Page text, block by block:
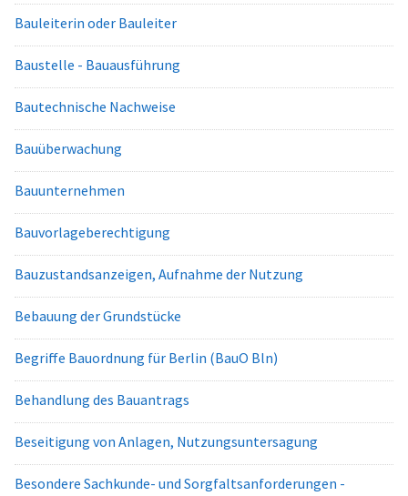
Bauleiterin oder Bauleiter
Baustelle - Bauausführung
Bautechnische Nachweise
Bauüberwachung
Bauunternehmen
Bauvorlageberechtigung
Bauzustandsanzeigen, Aufnahme der Nutzung
Bebauung der Grundstücke
Begriffe Bauordnung für Berlin (BauO Bln)
Behandlung des Bauantrags
Beseitigung von Anlagen, Nutzungsuntersagung
Besondere Sachkunde- und Sorgfaltsanforderungen -